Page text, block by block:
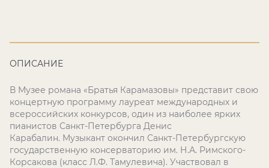
ОПИСАНИЕ
В Музее романа «Братья Карамазовы» представит свою
концертную программу лауреат международных и
всероссийских конкурсов, один из наиболее ярких
пианистов Санкт-Петербурга Денис
Карабалин. Музыкант окончил Санкт-Петербургскую
государственную консерваторию им. Н.А. Римского-
Корсакова (класс Л.Ф. Тамулевича). Участвовал в